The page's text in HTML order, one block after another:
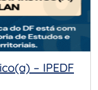
– IPEDF